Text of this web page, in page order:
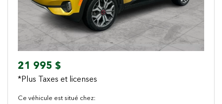
21 995 $
*Plus Taxes et licenses
Ce véhicule est situé chez: